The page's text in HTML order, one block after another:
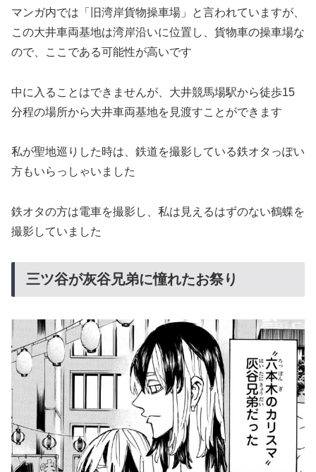
マンガ内では「旧湾岸貨物操車場」と言われていますが、
この大井車両基地は湾岸沿いに位置し、貨物車の操車場な
ので、ここである可能性が高いです
中に入ることはできませんが、大井競馬場駅から徒歩15
分程の場所から大井車両基地を見渡すことができます
私が聖地巡りした時は、鉄道を撮影している鉄オタっぽい
方もいらっしゃいました
鉄オタの方は電車を撮影し、私は見えるはずのない鶴蝶を
撮影していました
三ツ谷が灰谷兄弟に憧れたお祭り